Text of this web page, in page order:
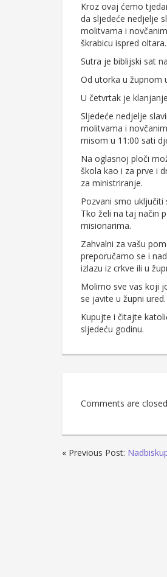
Kroz ovaj ćemo
da sljedeće nedjelje
molitvama i
škrabicu ispred oltara.
Sutra je biblijski sat
Od utorka u župnom
U četvrtak je
Sljedeće nedjelje
molitvama i
misom u 11:00 sati
Na oglasnoj ploči
škola kao i za prve i
za ministriranje.
Pozvani smo
Tko želi na taj način
misionarima.
Zahvalni za vašu
preporučamo se i
izlazu iz crkve ili u
Molimo sve vas koji
se javite u župni ured.
Kupujte i čitajte
sljedeću godinu.
Comments are
« Previous Post: